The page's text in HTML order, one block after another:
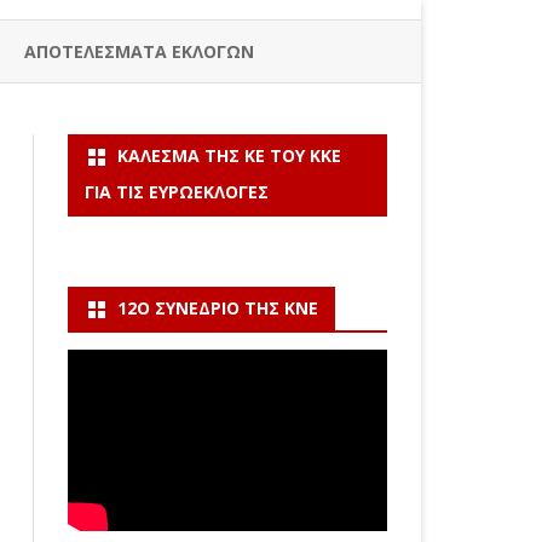
ΑΠΟΤΕΛΕΣΜΑΤΑ ΕΚΛΟΓΩΝ
ΚΆΛΕΣΜΑ ΤΗΣ ΚΕ ΤΟΥ ΚΚΕ
ΓΙΑ ΤΙΣ ΕΥΡΩΕΚΛΟΓΈΣ
12Ο ΣΥΝΈΔΡΙΟ ΤΗΣ ΚΝΕ